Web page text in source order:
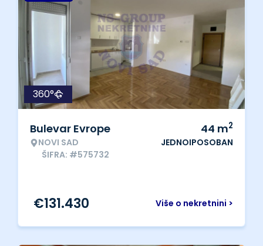
360°
Bulevar Evrope
NOVI SAD
ŠIFRA: #575732
44 m2
JEDNOIPOSOBAN
Više o nekretnini >
€131.430